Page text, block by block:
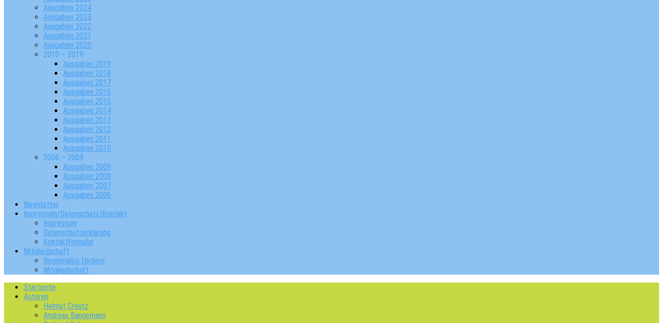
Ausgaben 2024
Ausgaben 2023
Ausgaben 2022
Ausgaben 2021
Ausgaben 2020
2010 – 2019
Ausgaben 2019
Ausgaben 2018
Ausgaben 2017
Ausgaben 2016
Ausgaben 2015
Ausgaben 2014
Ausgaben 2013
Ausgaben 2012
Ausgaben 2011
Ausgaben 2010
2006 – 2009
Ausgaben 2009
Ausgaben 2008
Ausgaben 2007
Ausgaben 2006
Newsletter
Impressum/Datenschutz/Kontakt
Impressum
Datenschutzerklärung
Kontaktformular
Mitgliedschaft
Regelmäßig fördern
Mitgliedschaft
Startseite
Autoren
Helmut Creutz
Andreas Bangemann